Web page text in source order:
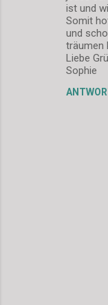
ist und
Somit
und
träumen
Liebe
Sophie